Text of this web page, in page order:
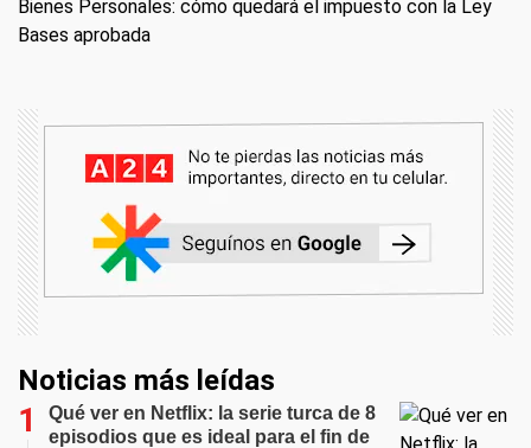
Bienes Personales: cómo quedará el impuesto con la Ley
Bases aprobada
Noticias más leídas
Qué ver en Netflix: la serie turca de 8
episodios que es ideal para el fin de